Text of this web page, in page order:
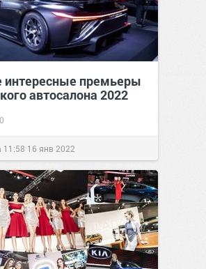
премьеры
автосалона 2022
0
11:58 16 янв 2022